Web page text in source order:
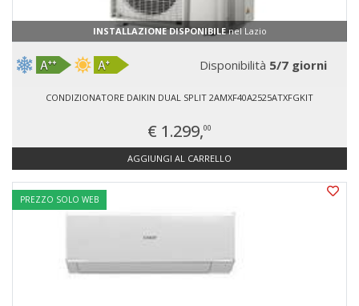
INSTALLAZIONE DISPONIBILEnel Lazio
Disponibilità 5/7 giorni
CONDIZIONATORE DAIKIN DUAL SPLIT 2AMXF40A2525ATXFGKIT
€ 1.299,00
AGGIUNGI AL CARRELLO
PREZZO SOLO WEB